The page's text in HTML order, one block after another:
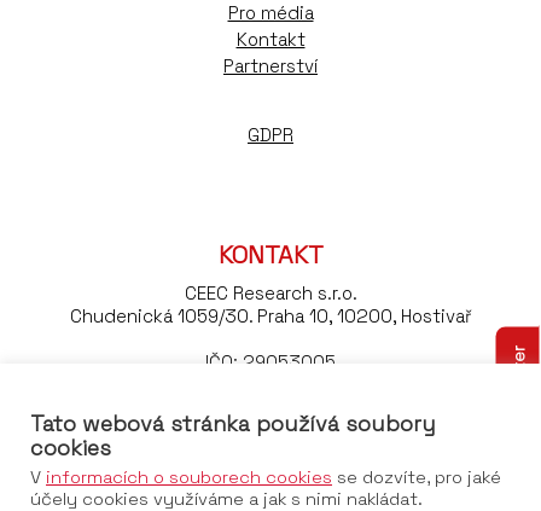
Pro média
Kontakt
Partnerství
GDPR
KONTAKT
CEEC Research s.r.o.
Chudenická 1059/30. Praha 10, 10200, Hostivař
IČO: 29053005
Tel:+420 776 023 170
Tato webová stránka používá soubory
cookies
V informacích o souborech cookies se dozvíte, pro jaké
účely cookies využíváme a jak s nimi nakládat.